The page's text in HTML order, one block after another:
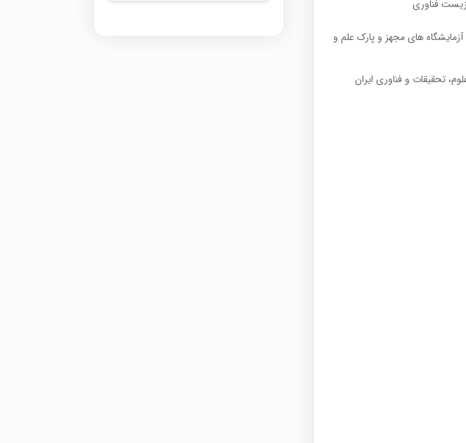
فناوري
های مجهز و پارک علم و
تحقیقات و فناوری ایران